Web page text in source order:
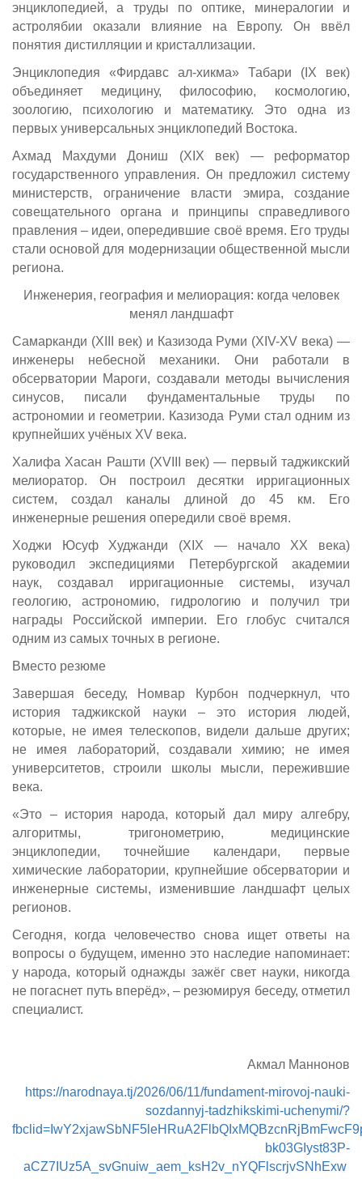
энциклопедией, а труды по оптике, минералогии и
астролябии оказали влияние на Европу. Он ввёл
понятия дистилляции и кристаллизации.
Энциклопедия «Фирдавс ал-хикма» Табари (IX век)
объединяет медицину, философию, космологию,
зоологию, психологию и математику. Это одна из
первых универсальных энциклопедий Востока.
Ахмад Махдуми Дониш (XIX век) — реформатор
государственного управления. Он предложил систему
министерств, ограничение власти эмира, создание
совещательного органа и принципы справедливого
правления – идеи, опередившие своё время. Его труды
стали основой для модернизации общественной мысли
региона.
Инженерия, география и мелиорация: когда человек
менял ландшафт
Самарканди (XIII век) и Казизода Руми (XIV-XV века) —
инженеры небесной механики. Они работали в
обсерватории Мароги, создавали методы вычисления
синусов, писали фундаментальные труды по
астрономии и геометрии. Казизода Руми стал одним из
крупнейших учёных XV века.
Халифа Хасан Рашти (XVIII век) — первый таджикский
мелиоратор. Он построил десятки ирригационных
систем, создал каналы длиной до 45 км. Его
инженерные решения опередили своё время.
Ходжи Юсуф Худжанди (XIX — начало XX века)
руководил экспедициями Петербургской академии
наук, создавал ирригационные системы, изучал
геологию, астрономию, гидрологию и получил три
награды Российской империи. Его глобус считался
одним из самых точных в регионе.
Вместо резюме
Завершая беседу, Номвар Курбон подчеркнул, что
история таджикской науки – это история людей,
которые, не имея телескопов, видели дальше других;
не имея лабораторий, создавали химию; не имея
университетов, строили школы мысли, пережившие
века.
«Это – история народа, который дал миру алгебру,
алгоритмы, тригонометрию, медицинские
энциклопедии, точнейшие календари, первые
химические лаборатории, крупнейшие обсерватории и
инженерные системы, изменившие ландшафт целых
регионов.
Сегодня, когда человечество снова ищет ответы на
вопросы о будущем, именно это наследие напоминает:
у народа, который однажды зажёг свет науки, никогда
не погаснет путь вперёд», – резюмируя беседу, отметил
специалист.
Акмал Маннонов
https://narodnaya.tj/2026/06/11/fundament-mirovoj-nauki-
sozdannyj-tadzhikskimi-uchenymi/?
bk03GIyst83P-
aCZ7IUz5A_svGnuiw_aem_ksH2v_nYQFlscrjvSNhExw